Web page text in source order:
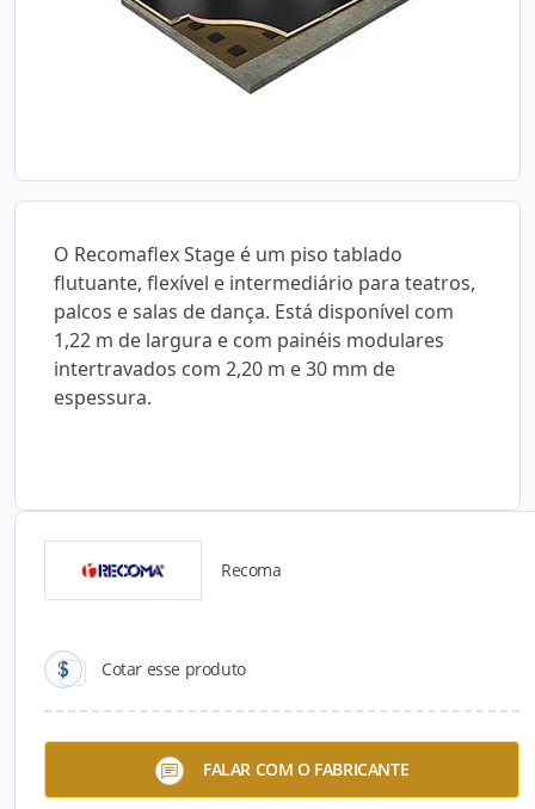
O Recomaflex Stage é um piso tablado
flutuante, flexível e intermediário para teatros,
palcos e salas de dança. Está disponível com
1,22 m de largura e com painéis modulares
intertravados com 2,20 m e 30 mm de
espessura.
Recoma
Cotar esse produto
FALAR COM O FABRICANTE
Catálogos para Download